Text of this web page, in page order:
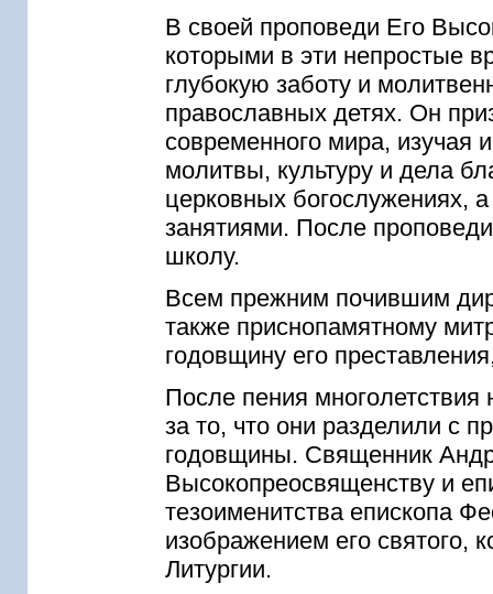
В своей проповеди Его
которыми в эти непростые
глубокую заботу и
православных детях. Он
современного мира, изучая
молитвы, культуру и дела
церковных богослужениях,
занятиями. После
школу.
Всем прежним почившим
также приснопамятному
годовщину его
После пения многолетствия
за то, что они разделили с
годовщины. Священник
Высокопреосвященству и
тезоименитства епископа
изображением его святого,
Литургии.